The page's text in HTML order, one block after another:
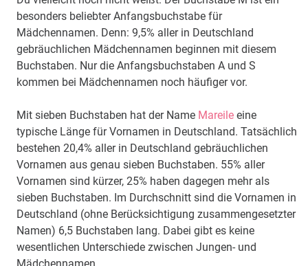
besonders beliebter Anfangsbuchstabe für
Mädchennamen. Denn: 9,5% aller in Deutschland
gebräuchlichen Mädchennamen beginnen mit diesem
Buchstaben. Nur die Anfangsbuchstaben A und S
kommen bei Mädchennamen noch häufiger vor.
Mit sieben Buchstaben hat der Name Mareile eine
typische Länge für Vornamen in Deutschland. Tatsächlich
bestehen 20,4% aller in Deutschland gebräuchlichen
Vornamen aus genau sieben Buchstaben. 55% aller
Vornamen sind kürzer, 25% haben dagegen mehr als
sieben Buchstaben. Im Durchschnitt sind die Vornamen in
Deutschland (ohne Berücksichtigung zusammengesetzter
Namen) 6,5 Buchstaben lang. Dabei gibt es keine
wesentlichen Unterschiede zwischen Jungen- und